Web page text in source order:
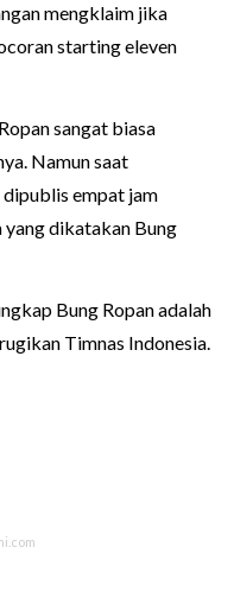
mengklaim jika
starting eleven
sangat biasa
Namun saat
empat jam
yang dikatakan Bung
Bung Ropan adalah
Timnas Indonesia.